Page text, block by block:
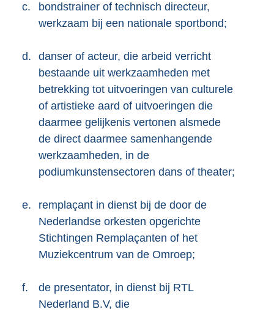
c.
bondstrainer of technisch directeur,
werkzaam bij een nationale sportbond;
d.
danser of acteur, die arbeid verricht
bestaande uit werkzaamheden met
betrekking tot uitvoeringen van culturele
of artistieke aard of uitvoeringen die
daarmee gelijkenis vertonen alsmede
de direct daarmee samenhangende
werkzaamheden, in de
podiumkunstensectoren dans of theater;
e.
remplaçant in dienst bij de door de
Nederlandse orkesten opgerichte
Stichtingen Remplaçanten of het
Muziekcentrum van de Omroep;
f.
de presentator, in dienst bij RTL
Nederland B.V, die